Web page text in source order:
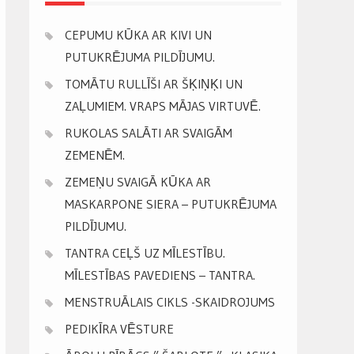
CEPUMU KŪKA AR KIVI UN
PUTUKRĒJUMA PILDĪJUMU.
TOMĀTU RULLĪŠI AR ŠĶIŅĶI UN
ZAĻUMIEM. VRAPS MĀJAS VIRTUVĒ.
RUKOLAS SALĀTI AR SVAIGĀM
ZEMENĒM.
ZEMEŅU SVAIGĀ KŪKA AR
MASKARPONE SIERA – PUTUKRĒJUMA
PILDĪJUMU.
TANTRA CEĻŠ UZ MĪLESTĪBU.
MĪLESTĪBAS PAVEDIENS – TANTRA.
MENSTRUĀLAIS CIKLS -SKAIDROJUMS
PEDIKĪRA VĒSTURE